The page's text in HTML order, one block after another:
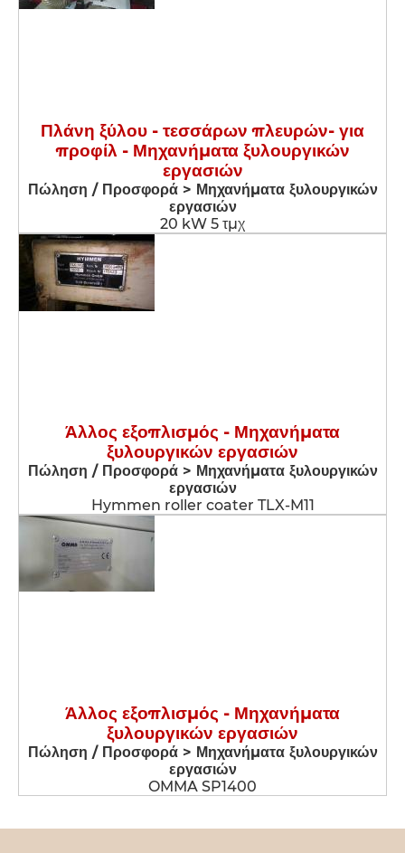
Πλάνη ξύλου - τεσσάρων πλευρών- για
προφίλ - Μηχανήματα ξυλουργικών
εργασιών
Πώληση / Προσφορά > Μηχανήματα ξυλουργικών
εργασιών
20 kW 5 τμχ
Άλλος εξοπλισμός - Μηχανήματα
ξυλουργικών εργασιών
Πώληση / Προσφορά > Μηχανήματα ξυλουργικών
εργασιών
Hymmen roller coater TLX-M11
Άλλος εξοπλισμός - Μηχανήματα
ξυλουργικών εργασιών
Πώληση / Προσφορά > Μηχανήματα ξυλουργικών
εργασιών
OMMA SP1400